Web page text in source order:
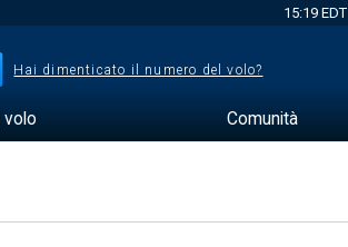
15:19 EDT
Hai dimenticato il numero del volo?
volo Comunità